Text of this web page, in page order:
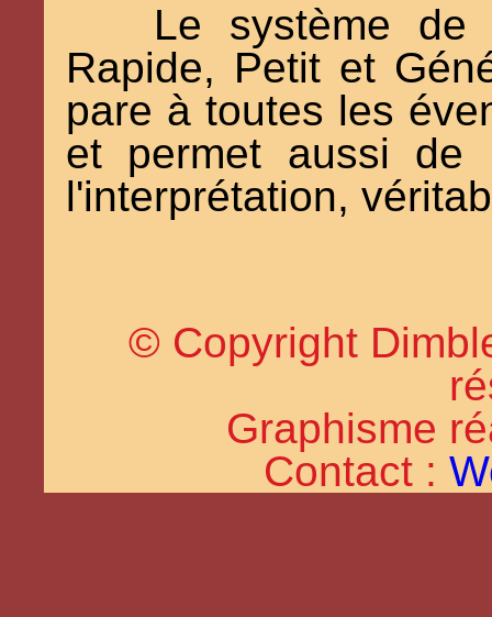
Le système
Rapide, Petit et
pare à toutes les
et permet aussi de
l'interprétation,
© Copyright
Graphisme
Contact :